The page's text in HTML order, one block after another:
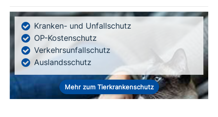
Kranken- und Unfallschutz
OP-Kostenschutz
Verkehrsunfallschutz
Auslandsschutz
Mehr zum Tierkrankenschutz